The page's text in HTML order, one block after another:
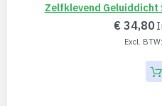
Zelfklevend Geluiddicht
€ 34,80